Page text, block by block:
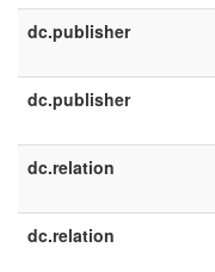
dc.publisher
dc.publisher
dc.relation
dc.relation